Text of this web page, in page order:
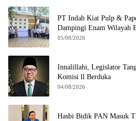
PT Indah Kiat Pulp &
Dampingi Enam Wilayah
05/08/2026
Innalillahi, Legislator
Komisi ll Berduka
04/08/2026
Hasbi Bidik PAN Masuk